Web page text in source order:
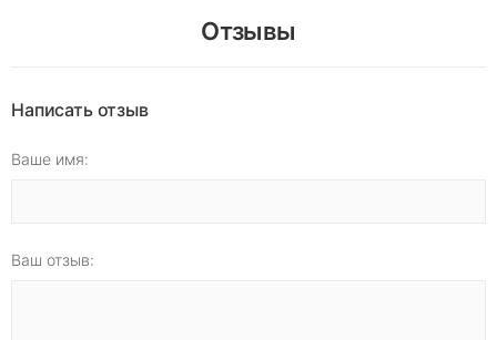
Отзывы
Написать отзыв
Ваше имя:
Ваш отзыв: